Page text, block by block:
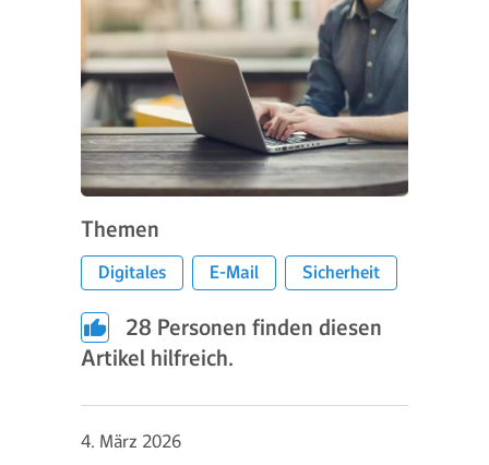
Themen
Digitales E-Mail Sicherheit
28 Personen finden diesen
Artikel hilfreich.
4. März 2026